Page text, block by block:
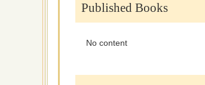
Published Books
No content